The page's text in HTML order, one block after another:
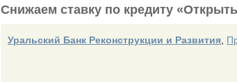
Снижаем ставку по кредиту
Уральский Банк Реконструкции и Развития